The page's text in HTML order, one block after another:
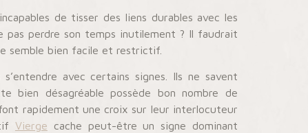
de tisser des liens durables avec les
perdre son temps inutilement ? Il faudrait
semble bien facile et restrictif.
avec certains signes. Ils ne savent
bien désagréable possède bon nombre de
rapidement une croix sur leur interlocuteur
Vierge cache peut-être un signe dominant